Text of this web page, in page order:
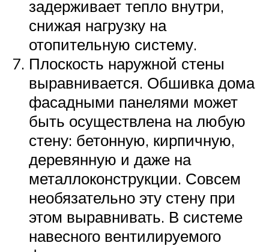
задерживает тепло внутри,
снижая нагрузку на
отопительную систему.
Плоскость наружной стены
выравнивается. Обшивка дома
фасадными панелями может
быть осуществлена на любую
стену: бетонную, кирпичную,
деревянную и даже на
металлоконструкции. Совсем
необязательно эту стену при
этом выравнивать. В системе
навесного вентилируемого